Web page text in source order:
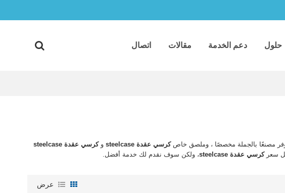
حلول دعم الخدمة مقالات اتصال
مصنعًا بالجملة مخصصًا ، وملصق خاصكرسي عقدة steelcase وكرسي عقدة steelcase
سعركرسي عقدة steelcase ، ولكن سوف نقدم لك خدمة أفضل.
عرض